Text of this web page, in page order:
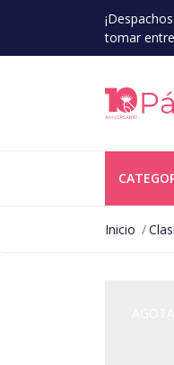
tomar
Inicio